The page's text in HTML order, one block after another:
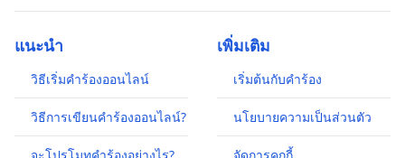
แนะนำ
วิธีเริ่มคำร้องออนไลน์
วิธีการเขียนคำร้องออนไลน์?
เพิ่มเติม
เริ่มต้นกับคำร้อง
นโยบายความเป็นส่วนตัว